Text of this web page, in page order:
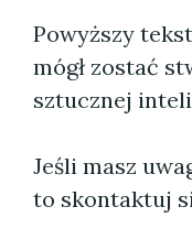
Powyższy
mógł zostać
sztucznej
Jeśli masz
to skontaktuj